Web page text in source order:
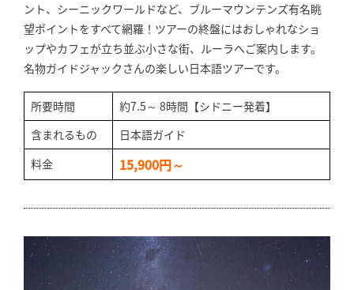
ント、シーニックワールドなど、ブルーマウンテンズ有名眺
望ポイントをすべて網羅！ツアーの終盤にはおしゃれなショ
ップやカフェが立ち並ぶ小さな街、ルーラへご案内します。
名物ガイドジャックさんの楽しい日本語ツアーです。
所要時間
約7.5～ 8時間【シドニー発着】
含まれるもの
日本語ガイド
料金
15,900円～